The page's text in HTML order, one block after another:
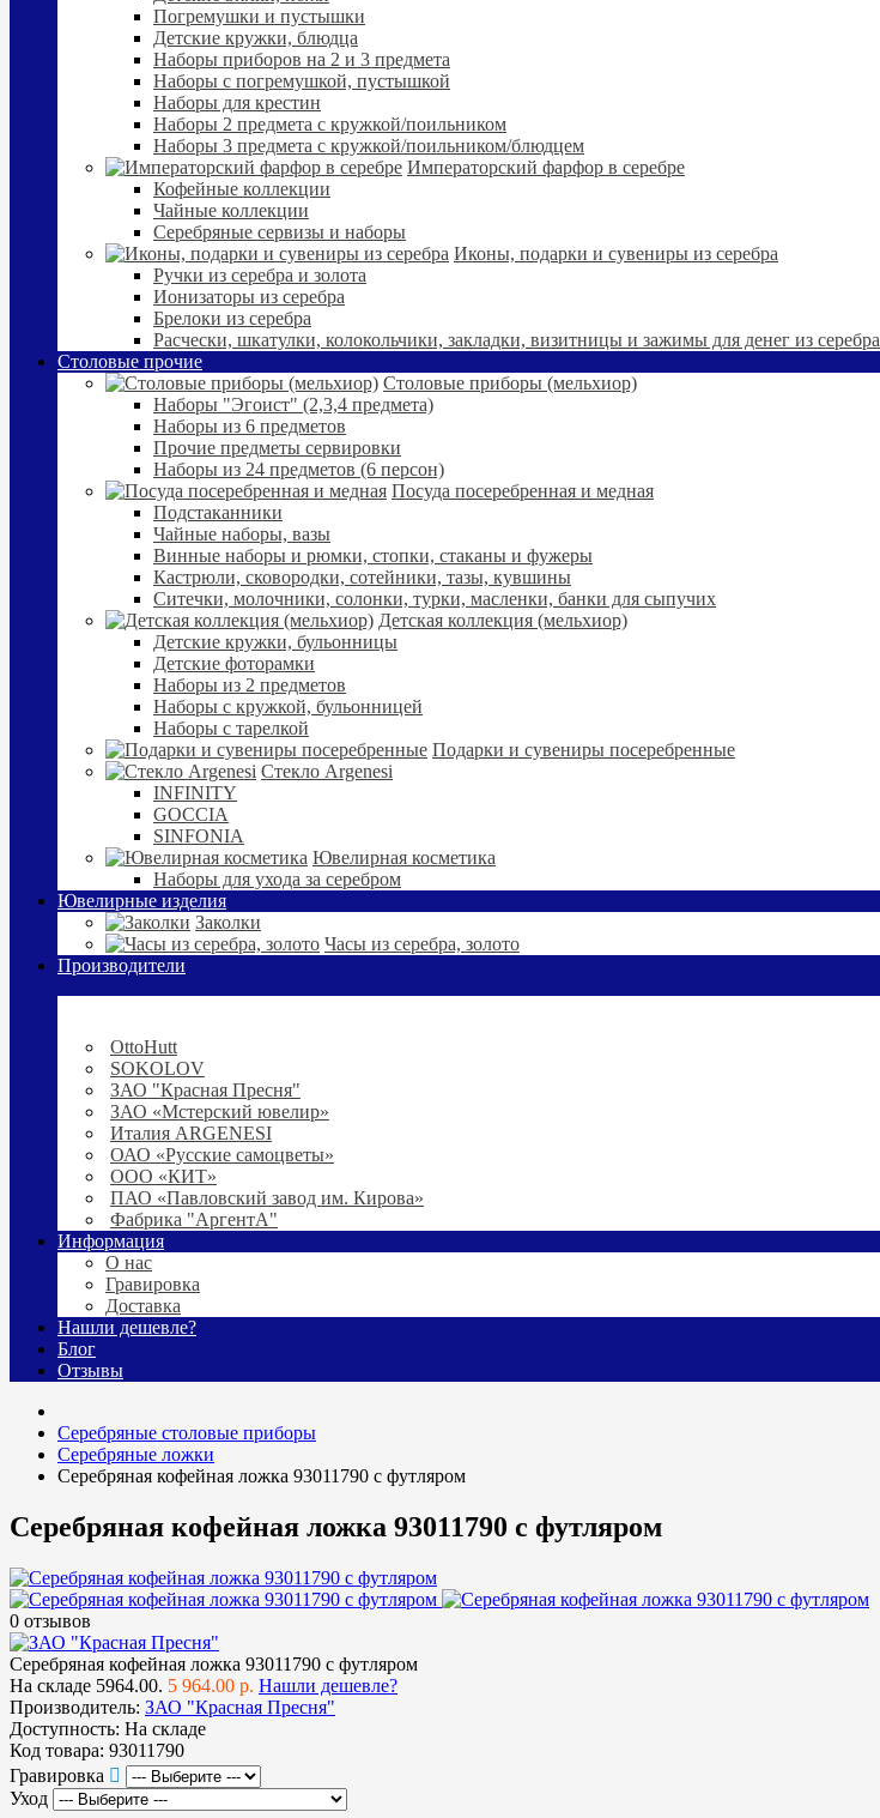
Погремушки и пустышки
Детские кружки, блюдца
Наборы приборов на 2 и 3 предмета
Наборы с погремушкой, пустышкой
Наборы для крестин
Наборы 2 предмета с кружкой/поильником
Наборы 3 предмета с кружкой/поильником/блюдцем
Императорский фарфор в серебре
Кофейные коллекции
Чайные коллекции
Серебряные сервизы и наборы
Иконы, подарки и сувениры из серебра
Ручки из серебра и золота
Ионизаторы из серебра
Брелоки из серебра
Расчески, шкатулки, колокольчики, закладки, визитницы и зажимы для денег из серебра
Столовые прочие
Столовые приборы (мельхиор)
Наборы "Эгоист" (2,3,4 предмета)
Наборы из 6 предметов
Прочие предметы сервировки
Наборы из 24 предметов (6 персон)
Посуда посеребренная и медная
Подстаканники
Чайные наборы, вазы
Винные наборы и рюмки, стопки, стаканы и фужеры
Кастрюли, сковородки, сотейники, тазы, кувшины
Ситечки, молочники, солонки, турки, масленки, банки для сыпучих
Детская коллекция (мельхиор)
Детские кружки, бульонницы
Детские фоторамки
Наборы из 2 предметов
Наборы с кружкой, бульонницей
Наборы с тарелкой
Подарки и сувениры посеребренные
Стекло Argenesi
INFINITY
GOCCIA
SINFONIA
Ювелирная косметика
Наборы для ухода за серебром
Ювелирные изделия
Заколки
Часы из серебра, золото
Производители
OttoHutt
SOKOLOV
ЗАО "Красная Пресня"
ЗАО «Мстерский ювелир»
Италия ARGENESI
ОАО «Русские самоцветы»
ООО «КИТ»
ПАО «Павловский завод им. Кирова»
Фабрика "АргентА"
Информация
О нас
Гравировка
Доставка
Нашли дешевле?
Блог
Отзывы
Cеребряные столовые приборы
Серебряные ложки
Серебряная кофейная ложка 93011790 с футляром
Серебряная кофейная ложка 93011790 с футляром
0 отзывов
Серебряная кофейная ложка 93011790 с футляром
На складе 5964.00. 5 964.00 р. Нашли дешевле?
Производитель: ЗАО "Красная Пресня"
Доступность: На складе
Код товара: 93011790
Гравировка
Уход